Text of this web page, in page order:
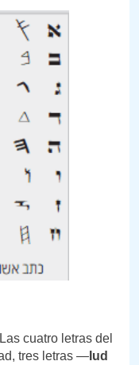
cuatro letras del
tres letras — Iud